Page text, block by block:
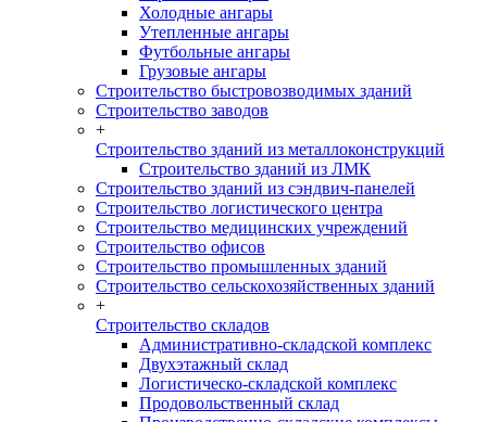
Холодные ангары
Утепленные ангары
Футбольные ангары
Грузовые ангары
Строительство быстровозводимых зданий
Строительство заводов
+
Строительство зданий из металлоконструкций
Строительство зданий из ЛМК
Строительство зданий из сэндвич-панелей
Строительство логистического центра
Строительство медицинских учреждений
Строительство офисов
Строительство промышленных зданий
Строительство сельскохозяйственных зданий
+
Строительство складов
Административно-складской комплекс
Двухэтажный склад
Логистическо-складской комплекс
Продовольственный склад